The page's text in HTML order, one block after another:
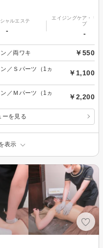
ャルエステ
-
エイジングケア・リ
プ
-
／両ワキ ￥550
／Ｓパーツ（1ヵ
￥1,100
／Ｍパーツ（1ヵ
￥2,200
ーを見る
表示